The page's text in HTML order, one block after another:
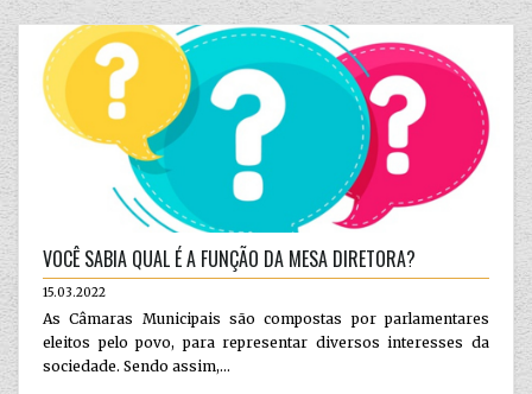
VOCÊ SABIA QUAL É A FUNÇÃO DA MESA DIRETORA?
15.03.2022
As Câmaras Municipais são compostas por parlamentares
eleitos pelo povo, para representar diversos interesses da
sociedade. Sendo assim,...